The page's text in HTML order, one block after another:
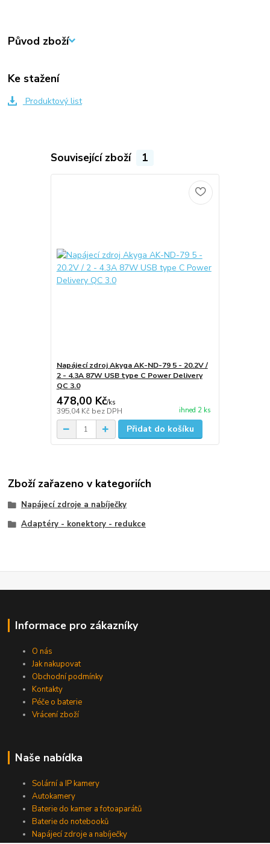
Původ zboží
Ke stažení
Produktový list
Související zboží 1
Napájecí zdroj Akyga AK-ND-79 5 - 20.2V /
2 - 4.3A 87W USB type C Power Delivery
QC 3.0
478,00 Kč/ks
395,04 Kč bez DPH ihned 2 ks
Přidat do košíku
Zboží zařazeno v kategoriích
Napájecí zdroje a nabíječky
Adaptéry - konektory - redukce
Informace pro zákazníky
O nás
Jak nakupovat
Obchodní podmínky
Kontakty
Péče o baterie
Vrácení zboží
Naše nabídka
Solární a IP kamery
Autokamery
Baterie do kamer a fotoaparátů
Baterie do notebooků
Napájecí zdroje a nabíječky